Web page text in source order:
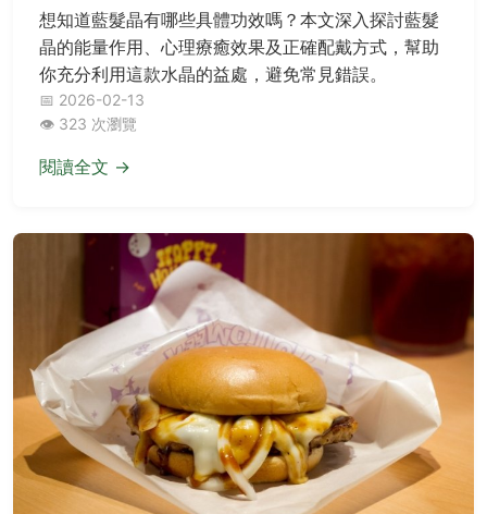
想知道藍髮晶有哪些具體功效嗎？本文深入探討藍髮
晶的能量作用、心理療癒效果及正確配戴方式，幫助
你充分利用這款水晶的益處，避免常見錯誤。
📅 2026-02-13
👁️ 323 次瀏覽
閱讀全文 →